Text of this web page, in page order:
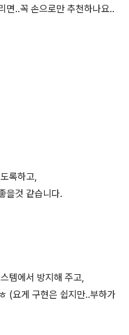
면..꼭 손으로만 추천하나요..
록하고,
을것 같습니다.
템에서 방지해 주고,
(요게 구현은 쉽지만..부하가